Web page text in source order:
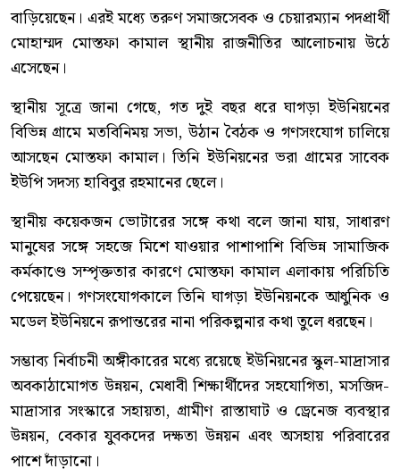
বাড়িয়েছেন। এরই মধ্যে তরুণ সমাজসেবক ও চেয়ারম্যান পদপ্রার্থী
মোহাম্মদ মোস্তফা কামাল স্থানীয় রাজনীতির আলোচনায় উঠে
এসেছেন।
স্থানীয় সূত্রে জানা গেছে, গত দুই বছর ধরে ঘাগড়া ইউনিয়নের
বিভিন্ন গ্রামে মতবিনিময় সভা, উঠান বৈঠক ও গণসংযোগ চালিয়ে
আসছেন মোস্তফা কামাল। তিনি ইউনিয়নের ভরা গ্রামের সাবেক
ইউপি সদস্য হাবিবুর রহমানের ছেলে।
স্থানীয় কয়েকজন ভোটারের সঙ্গে কথা বলে জানা যায়, সাধারণ
মানুষের সঙ্গে সহজে মিশে যাওয়ার পাশাপাশি বিভিন্ন সামাজিক
কর্মকাণ্ডে সম্পৃক্ততার কারণে মোস্তফা কামাল এলাকায় পরিচিতি
পেয়েছেন। গণসংযোগকালে তিনি ঘাগড়া ইউনিয়নকে আধুনিক ও
মডেল ইউনিয়নে রূপান্তরের নানা পরিকল্পনার কথা তুলে ধরছেন।
সম্ভাব্য নির্বাচনী অঙ্গীকারের মধ্যে রয়েছে ইউনিয়নের স্কুল-মাদ্রাসার
অবকাঠামোগত উন্নয়ন, মেধাবী শিক্ষার্থীদের সহযোগিতা, মসজিদ-
মাদ্রাসার সংস্কারে সহায়তা, গ্রামীণ রাস্তাঘাট ও ড্রেনেজ ব্যবস্থার
উন্নয়ন, বেকার যুবকদের দক্ষতা উন্নয়ন এবং অসহায় পরিবারের
পাশে দাঁড়ানো।